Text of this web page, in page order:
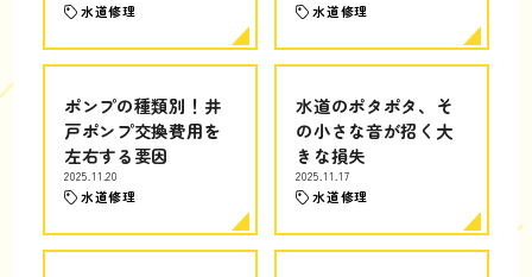
水道修理 水道修理
ポンプの種類別！井
戸ポンプ交換費用を
左右する要因
2025.11.20
水道修理
水道のポタポタ、そ
の小さな音が招く大
きな損失
2025.11.17
水道修理